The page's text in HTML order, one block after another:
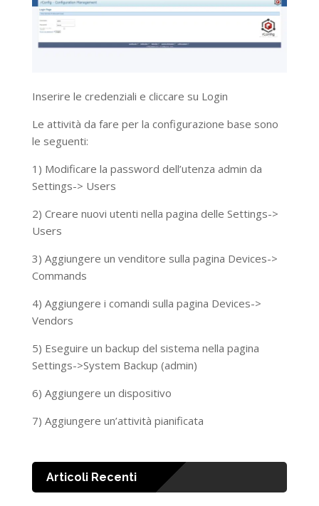
Inserire le credenziali e cliccare su Login
Le attività da fare per la configurazione base sono
le seguenti:
1) Modificare la password dell’utenza admin da
Settings-> Users
2) Creare nuovi utenti nella pagina delle Settings->
Users
3) Aggiungere un venditore sulla pagina Devices->
Commands
4) Aggiungere i comandi sulla pagina Devices->
Vendors
5) Eseguire un backup del sistema nella pagina
Settings->System Backup (admin)
6) Aggiungere un dispositivo
7) Aggiungere un’attività pianificata
Articoli Recenti